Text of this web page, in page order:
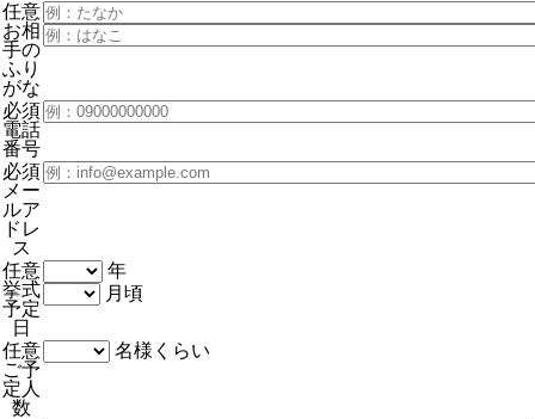
任意
お相
手の
ふり
がな
必須
電話
番号
必須
メー
ルア
ドレ
ス
任意
挙式
予定
日
年
月頃
任意
ご予
定人
数
名様くらい